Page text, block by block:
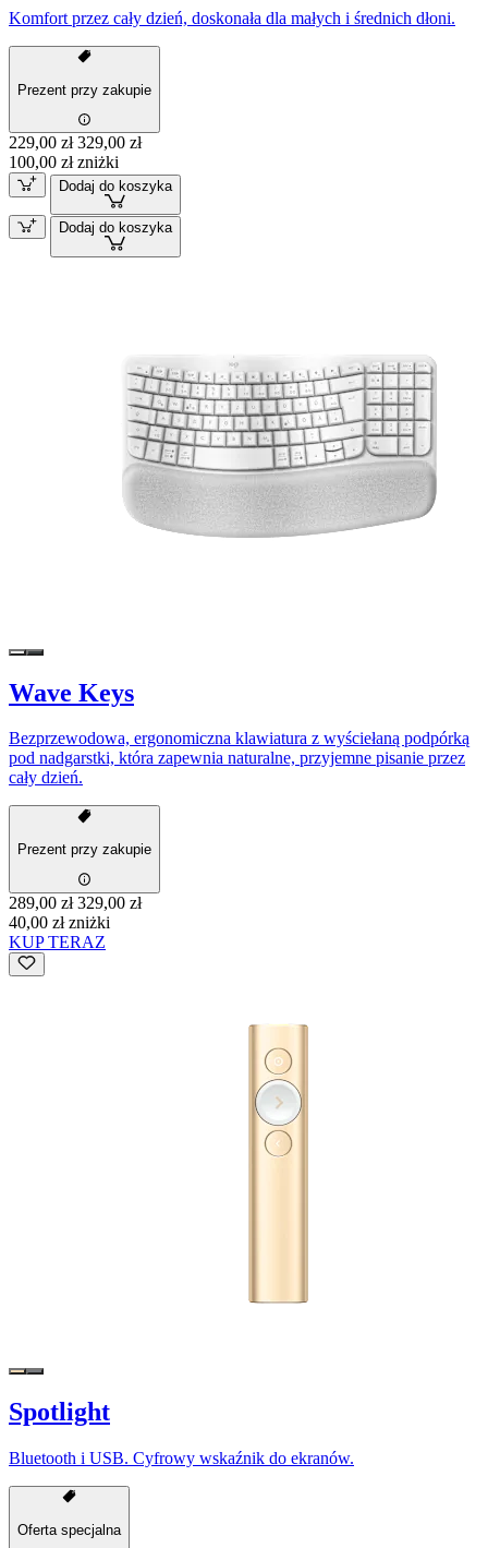
Komfort przez cały dzień, doskonała dla małych i średnich dłoni.
Prezent przy zakupie
229,00 zł 329,00 zł
100,00 zł zniżki
Dodaj do koszyka
Dodaj do koszyka
Wave Keys
Bezprzewodowa, ergonomiczna klawiatura z wyściełaną podpórką
pod nadgarstki, która zapewnia naturalne, przyjemne pisanie przez
cały dzień.
Prezent przy zakupie
289,00 zł 329,00 zł
40,00 zł zniżki
KUP TERAZ
Spotlight
Bluetooth i USB. Cyfrowy wskaźnik do ekranów.
Oferta specjalna